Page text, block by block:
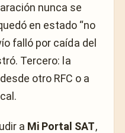
nunca se
en estado “no
falló por caída del
Tercero: la
otro RFC o a
a Mi Portal SAT,